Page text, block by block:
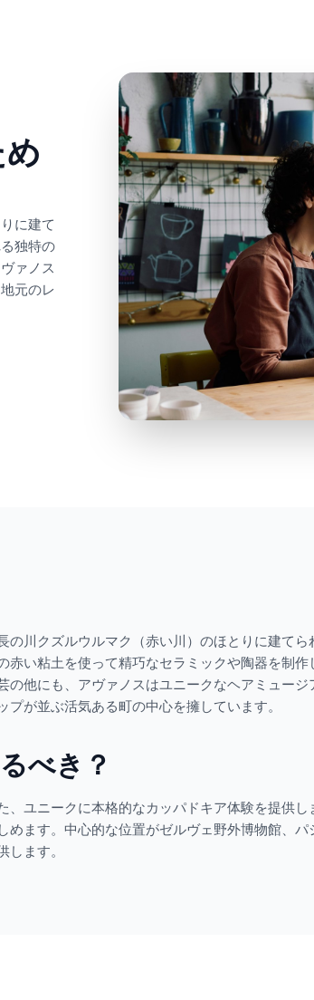
に建て
独特の
ァノス
元のレ
川クズルウルマク（赤い川）のほとりに建て
い粘土を使って精巧なセラミックや陶器を制
他にも、アヴァノスはユニークなヘアミュー
が並ぶ活気ある町の中心を擁しています。
べき？
ユニークに本格的なカッパドキア体験を提供
ます。中心的な位置がゼルヴェ野外博物館、
ます。